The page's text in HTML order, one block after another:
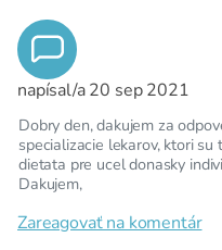
napísal/a20 sep 2021
Dobry den, dakujem za
specializacie lekarov, ktori
dietata pre ucel donasky
Dakujem,
Zareagovať na komentár